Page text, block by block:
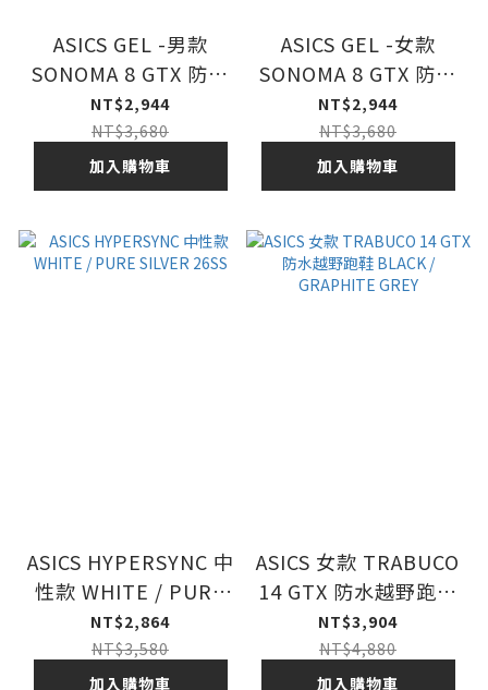
ASICS GEL -男款
SONOMA 8 GTX 防水
越野跑鞋
BLACK/BRISKET
RED
NT$2,944
NT$3,680
加入購物車
ASICS GEL -女款
SONOMA 8 GTX 防水
越野跑鞋
BLACK/DARK
AUBERGINE
NT$2,944
NT$3,680
加入購物車
ASICS HYPERSYNC 中
性款 WHITE / PURE
SILVER 26SS
NT$2,864
NT$3,580
加入購物車
ASICS 女款 TRABUCO
14 GTX 防水越野跑鞋
BLACK / GRAPHITE
GREY
NT$3,904
NT$4,880
加入購物車